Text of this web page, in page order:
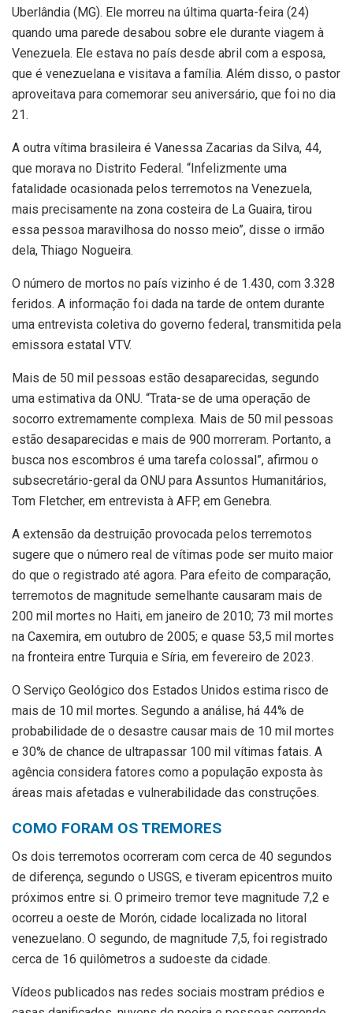
Uberlândia (MG). Ele morreu na última quarta-feira (24)
quando uma parede desabou sobre ele durante viagem à
Venezuela. Ele estava no país desde abril com a esposa,
que é venezuelana e visitava a família. Além disso, o pastor
aproveitava para comemorar seu aniversário, que foi no dia
21.
A outra vítima brasileira é Vanessa Zacarias da Silva, 44,
que morava no Distrito Federal. “Infelizmente uma
fatalidade ocasionada pelos terremotos na Venezuela,
mais precisamente na zona costeira de La Guaira, tirou
essa pessoa maravilhosa do nosso meio”, disse o irmão
dela, Thiago Nogueira.
O número de mortos no país vizinho é de 1.430, com 3.328
feridos. A informação foi dada na tarde de ontem durante
uma entrevista coletiva do governo federal, transmitida pela
emissora estatal VTV.
Mais de 50 mil pessoas estão desaparecidas, segundo
uma estimativa da ONU. “Trata-se de uma operação de
socorro extremamente complexa. Mais de 50 mil pessoas
estão desaparecidas e mais de 900 morreram. Portanto, a
busca nos escombros é uma tarefa colossal”, afirmou o
subsecretário-geral da ONU para Assuntos Humanitários,
Tom Fletcher, em entrevista à AFP, em Genebra.
A extensão da destruição provocada pelos terremotos
sugere que o número real de vítimas pode ser muito maior
do que o registrado até agora. Para efeito de comparação,
terremotos de magnitude semelhante causaram mais de
200 mil mortes no Haiti, em janeiro de 2010; 73 mil mortes
na Caxemira, em outubro de 2005; e quase 53,5 mil mortes
na fronteira entre Turquia e Síria, em fevereiro de 2023.
O Serviço Geológico dos Estados Unidos estima risco de
mais de 10 mil mortes. Segundo a análise, há 44% de
probabilidade de o desastre causar mais de 10 mil mortes
e 30% de chance de ultrapassar 100 mil vítimas fatais. A
agência considera fatores como a população exposta às
áreas mais afetadas e vulnerabilidade das construções.
COMO FORAM OS TREMORES
Os dois terremotos ocorreram com cerca de 40 segundos
de diferença, segundo o USGS, e tiveram epicentros muito
próximos entre si. O primeiro tremor teve magnitude 7,2 e
ocorreu a oeste de Morón, cidade localizada no litoral
venezuelano. O segundo, de magnitude 7,5, foi registrado
cerca de 16 quilômetros a sudoeste da cidade.
Vídeos publicados nas redes sociais mostram prédios e